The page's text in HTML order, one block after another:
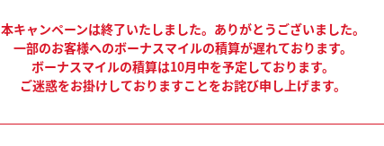
本キャンペーンは終了いたしました。ありがとうございました。
一部のお客様へのボーナスマイルの積算が遅れております。
ボーナスマイルの積算は10月中を予定しております。
ご迷惑をお掛けしておりますことをお詫び申し上げます。